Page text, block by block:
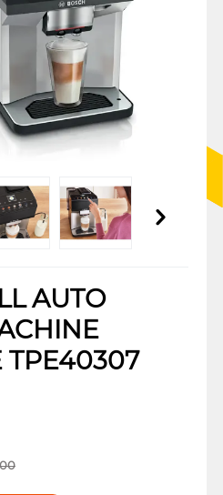
AUTO
TPE40307